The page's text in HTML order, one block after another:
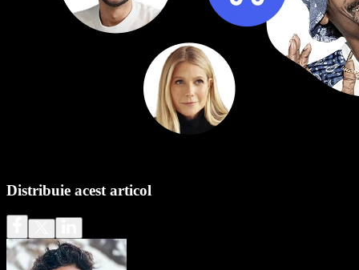
Distribuie acest articol